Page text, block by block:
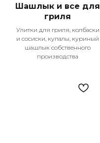
Шашлык и все для
гриля
Улитки для гриля, колбаски
и сосиски, купалы, куриный
шашлык собственного
производства